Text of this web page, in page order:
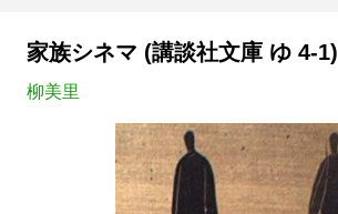
家族シネマ (講談社文庫 ゆ 4-1)
柳美里